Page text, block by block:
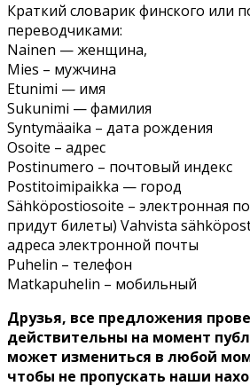
Краткий словарик финского или
переводчиками:
Nainen — женщина,
Mies – мужчина
Etunimi — имя
Sukunimi — фамилия
Syntymäaika – дата рождения
Osoite – адрес
Postinumero – почтовый индекс
Postitoimipaikka — город
Sähköpostiosoite – электронная
придут билеты) Vahvista
адреса электронной почты
Puhelin – телефон
Matkapuhelin – мобильный
Друзья, все предложения
действительны на момент
может измениться в любой
чтобы не пропускать наши